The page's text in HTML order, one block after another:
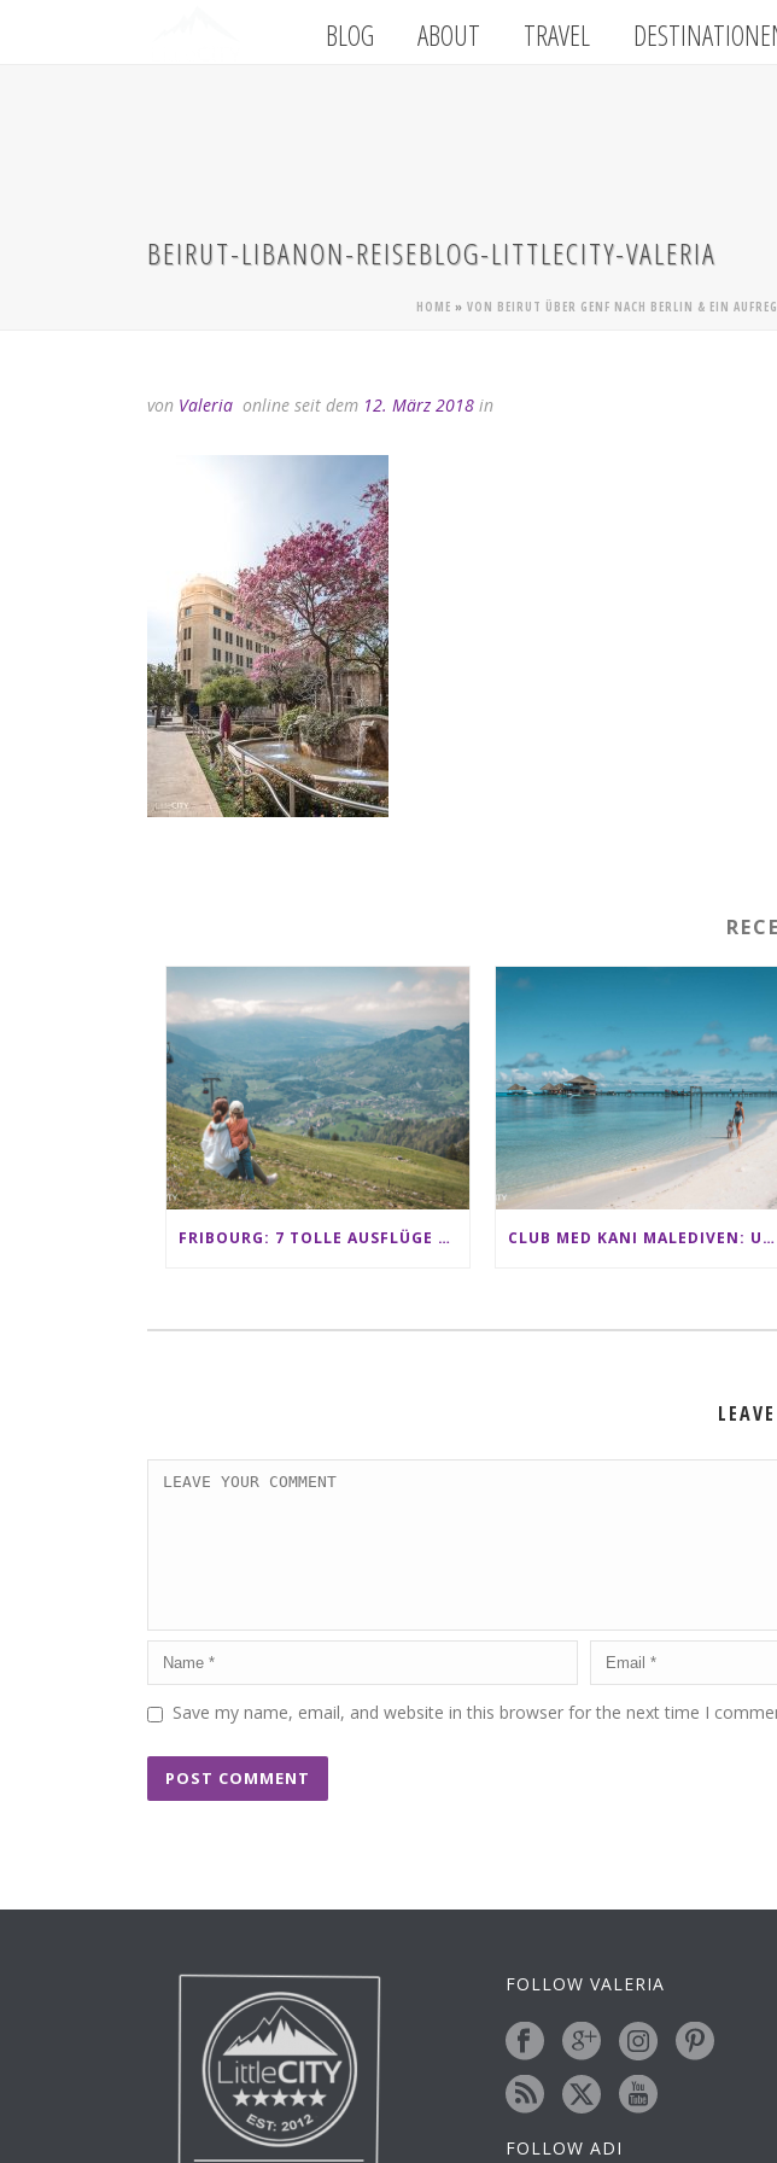
BLOG ABOUT TRAVEL
BEIRUT-LIBANON-REISEBLOG-LITTLECITY-VALERIA
HOME » VON BEIRUT ÜBER GENF NACH BERLIN & EIN
von Valeria online seit dem 12. März 2018 in
FRIBOURG: 7 TOLLE AUSFLÜGE FÜR FAMILIEN VON CHARMEY BIS LES PACCOTS CLUB MED KANI MALEDIVEN: UNSERE ERFAHRUNGEN IM ALL-INCLUSIVE PARADIES
Save my name, email, and website in this browser for the next time I
FOLLOW VALERIA
FOLLOW ADI